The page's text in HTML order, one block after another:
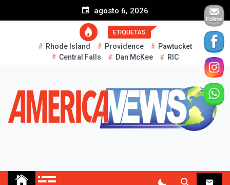
agosto 6, 2026
ETIQUETAS
Rhode Island Providence
Pawtucket
Central Falls
Dan McKee RIC